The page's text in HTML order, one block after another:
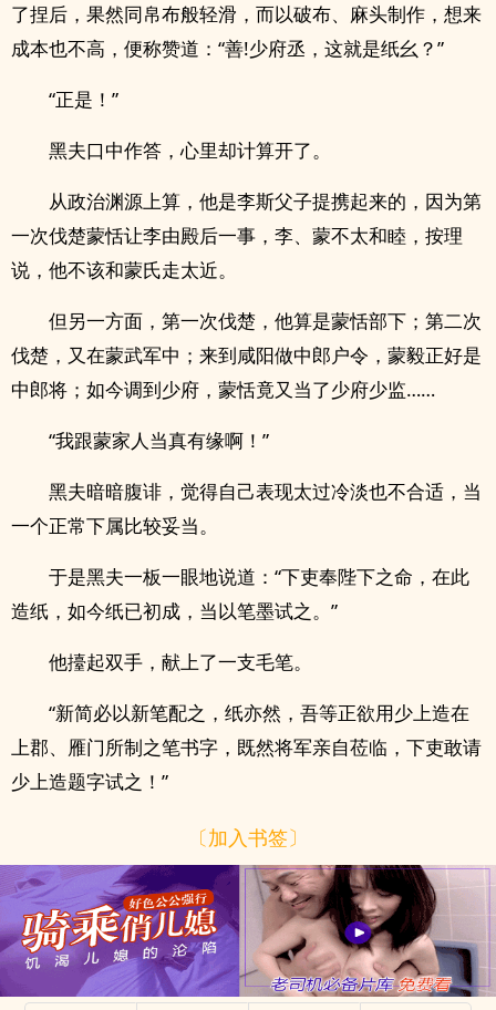
了捏后，果然同帛布般轻滑，而以破布、麻头制作，想来
成本也不高，便称赞道：“善!少府丞，这就是纸幺？”
“正是！”
黑夫口中作答，心里却计算开了。
从政治渊源上算，他是李斯父子提携起来的，因为第
一次伐楚蒙恬让李由殿后一事，李、蒙不太和睦，按理
说，他不该和蒙氏走太近。
但另一方面，第一次伐楚，他算是蒙恬部下；第二次
伐楚，又在蒙武军中；来到咸阳做中郎户令，蒙毅正好是
中郎将；如今调到少府，蒙恬竟又当了少府少监……
“我跟蒙家人当真有缘啊！”
黑夫暗暗腹诽，觉得自己表现太过冷淡也不合适，当
一个正常下属比较妥当。
于是黑夫一板一眼地说道：“下吏奉陛下之命，在此
造纸，如今纸已初成，当以笔墨试之。”
他擡起双手，献上了一支毛笔。
“新简必以新笔配之，纸亦然，吾等正欲用少上造在
上郡、雁门所制之笔书字，既然将军亲自莅临，下吏敢请
少上造题字试之！”
〔加入书签〕